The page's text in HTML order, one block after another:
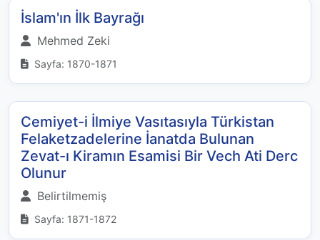
İslam'ın İlk Bayrağı
Mehmed Zeki
Sayfa: 1870-1871
Cemiyet-i İlmiye Vasıtasıyla Türkistan
Felaketzadelerine İanatda Bulunan
Zevat-ı Kiramın Esamisi Bir Vech Ati Derc
Olunur
Belirtilmemiş
Sayfa: 1871-1872